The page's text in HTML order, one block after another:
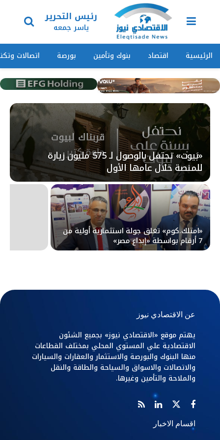
رئيس التحرير
ياسر جمعه
الرئيسية اقتصاد بنوك وتأمين بورصة اتصالات
«بَيوت» تحتفل بالوصول لـ 575 مليون زيارة
للمنصة خلال عامها الأول
«امتلك.كوم» تغلق جولة استثمارية أولية من
7 أرقام بواسطة «إبداع مصر»
عن الاقتصادي نيوز
يهتم موقع «الاقتصادي نيوز» بجميع الشئون
الاقتصادية علي المستوي المحلي بمختلف القطاعات
منها البنوك والبورصة والاستثمار والعقارات والسيارات
والاتصالات والاسواق والسياحة والطاقة والنقل
والملاحة والتأمين وغيرها.
اقسام الاخبار